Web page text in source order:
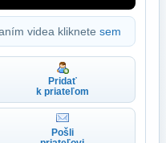
videa kliknete sem
Pridať
k priateľom
Pošli